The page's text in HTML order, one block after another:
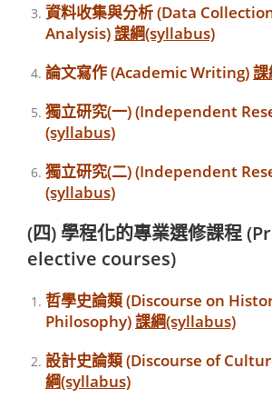
資料收集與分析 (Data
Analysis)課綱(syllabus)
論文寫作 (Academic Writing)
獨立研究(一) (Independent
(syllabus)
獨立研究(二) (Independent
(syllabus)
(四) 學程化的專業選修課程
elective courses)
哲學史論類 (Discourse on
Philosophy)課綱(syllabus)
設計史論類 (Discourse of
綱(syllabus)